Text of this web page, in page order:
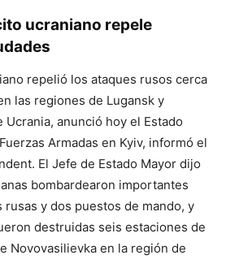
ucraniano repele
repelió los ataques rusos cerca
las regiones de Lugansk y
anunció hoy el Estado
Armadas en Kyiv, informó el
El Jefe de Estado Mayor dijo
bombardearon importantes
y dos puestos de mando, y
destruidas seis estaciones de
Novovasilievka en la región de